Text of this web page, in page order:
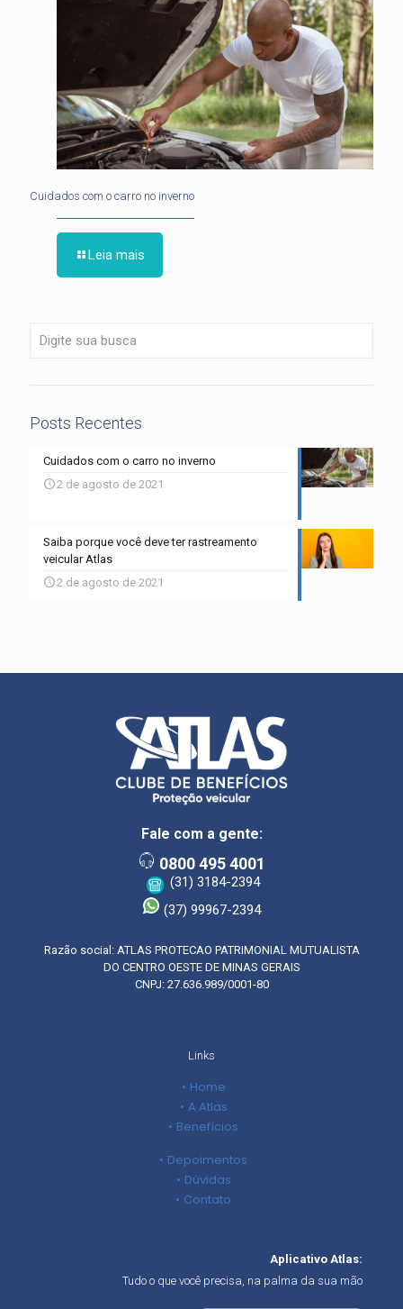
Cuidados com o carro no inverno
Leia mais
Posts Recentes
Cuidados com o carro no inverno
2 de agosto de 2021
Saiba porque você deve ter rastreamento
veicular Atlas
2 de agosto de 2021
Fale com a gente:
0800 495 4001
(31) 3184-2394
(37) 99967-2394
Razão social: ATLAS PROTECAO PATRIMONIAL MUTUALISTA
DO CENTRO OESTE DE MINAS GERAIS
CNPJ: 27.636.989/0001-80
Links
Home
A Atlas
Benefícios
Depoimentos
Dúvidas
Contato
Aplicativo Atlas:
Tudo o que você precisa, na palma da sua mão